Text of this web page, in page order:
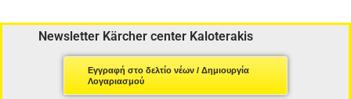
Newsletter Kärcher center Kaloterakis
Εγγραφή στο δελτίο νέων / Δημιουργία
Λογαριασμού